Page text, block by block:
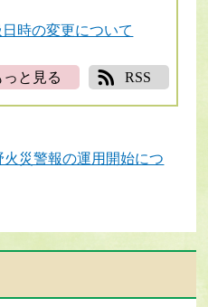
時の変更について
っと見る RSS
災警報の運用開始につ